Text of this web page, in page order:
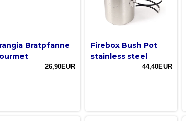
Bratpfanne
26,90EUR
Firebox Bush Pot
stainless steel
44,40EUR